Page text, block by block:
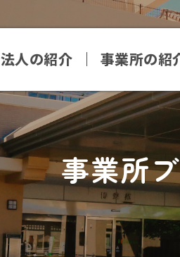
法人の紹介 事業所の紹
事業所